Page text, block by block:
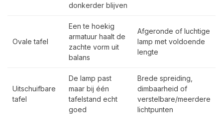
donkerder blijven
Ovale tafel
Een te hoekig
armatuur haalt de
zachte vorm uit
balans
Afgeronde of luchtige
lamp met voldoende
lengte
Uitschuifbare
tafel
De lamp past
maar bij één
tafelstand echt
goed
Brede spreiding,
dimbaarheid of
verstelbare/meerdere
lichtpunten